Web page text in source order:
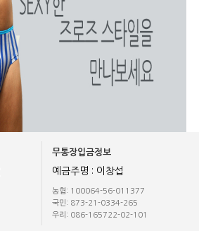
무통장입금정보
예금주명 : 이창섭
농협: 100064-56-011377
국민: 873-21-0334-265
우리: 086-165722-02-101